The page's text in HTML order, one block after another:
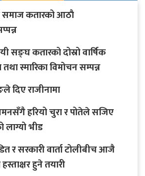
समाज कतारको आठाै
सङ्घ कतारको दोस्रो वार्षिक
स्मारिका विमोचन सम्पन्न
दिए राजीनामा
हरियो चुरा र पोतेले सजिए
लाग्यो भीड
र सरकारी वार्ता टोलीबीच आजै
हुने तयारी